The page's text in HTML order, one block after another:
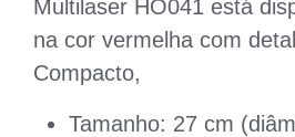
Multilaser HO041 está
na cor vermelha com
Compacto,
Tamanho: 27 cm